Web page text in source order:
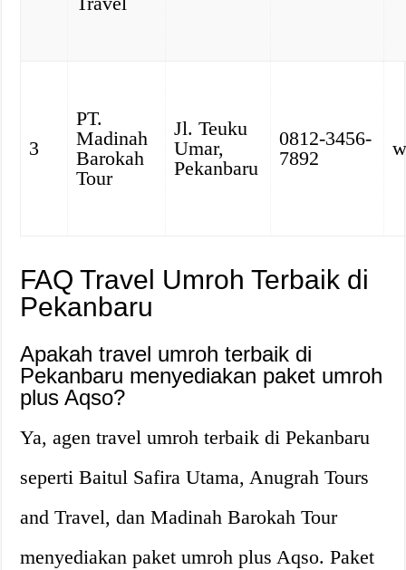
3
PT.
Madinah
Barokah
Tour
Jl. Teuku
Umar,
Pekanbaru
0812-3456-
7892
FAQ Travel Umroh Terbaik di
Pekanbaru
Apakah travel umroh terbaik di
Pekanbaru menyediakan paket umroh
plus Aqso?
Ya, agen travel umroh terbaik di Pekanbaru
seperti Baitul Safira Utama, Anugrah Tours
and Travel, dan Madinah Barokah Tour
menyediakan paket umroh plus Aqso. Paket